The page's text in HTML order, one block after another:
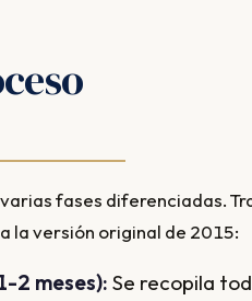
fases diferenciadas.
la versión original de 2015:
2 meses): Se recopila